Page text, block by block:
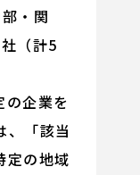
・関
（計5
の企業を
、「該当
定の地域